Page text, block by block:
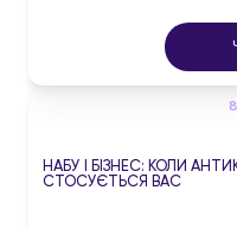
НАБУ І БІЗНЕС: КОЛИ
СТОСУЄТЬСЯ ВАС